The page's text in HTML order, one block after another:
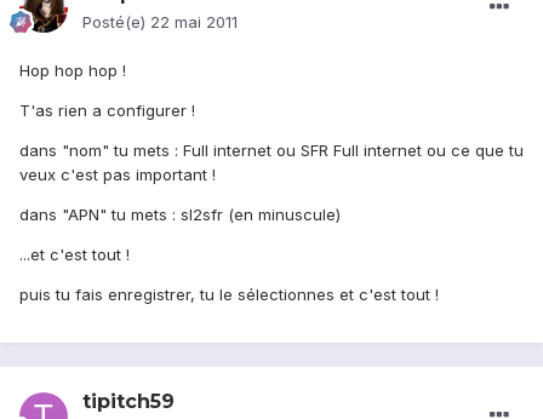
Posté(e) 22 mai 2011
Hop hop hop !
T'as rien a configurer !
dans "nom" tu mets : Full internet ou SFR Full internet ou ce que tu
veux c'est pas important !
dans "APN" tu mets : sl2sfr (en minuscule)
...et c'est tout !
puis tu fais enregistrer, tu le sélectionnes et c'est tout !
tipitch59